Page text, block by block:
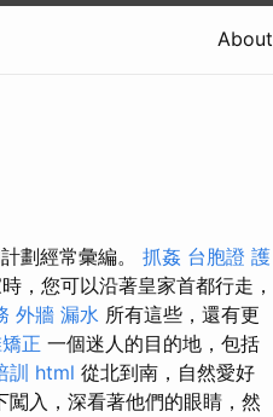
About
劃經常彙編。 抓姦 台胞證 護
，您可以沿著皇家首都行走，
外牆 漏水 所有這些，還有更
正 一個迷人的目的地，包括
訓 html 從北到南，自然愛好
入，深看著他們的眼睛，然